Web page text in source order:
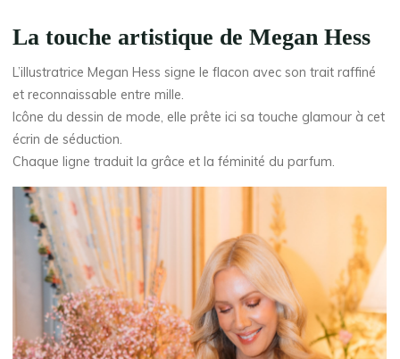
La touche artistique de Megan Hess
L’illustratrice Megan Hess signe le flacon avec son trait raffiné
et reconnaissable entre mille.
Icône du dessin de mode, elle prête ici sa touche glamour à cet
écrin de séduction.
Chaque ligne traduit la grâce et la féminité du parfum.